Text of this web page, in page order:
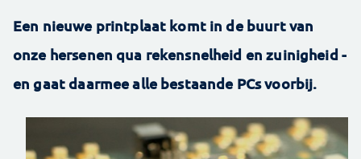
Een nieuwe printplaat komt in de buurt van
onze hersenen qua rekensnelheid en zuinigheid -
en gaat daarmee alle bestaande PCs voorbij.